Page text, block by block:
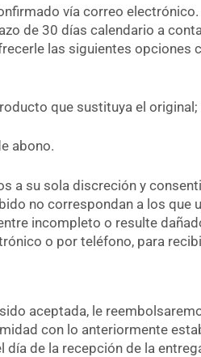
vía correo electrónico.
de 30 días calendario a
las siguientes opciones
que sustituya el original;
abono.
a su sola discreción y
no correspondan a los que
incompleto o resulte
o por teléfono, para
aceptada, le
con lo anteriormente
de la recepción de la